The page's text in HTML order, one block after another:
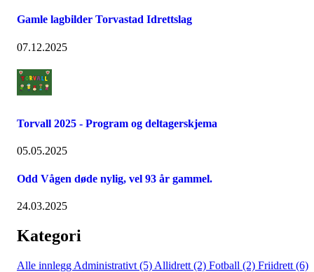
Gamle lagbilder Torvastad Idrettslag
07.12.2025
Torvall 2025 - Program og deltagerskjema
05.05.2025
Odd Vågen døde nylig, vel 93 år gammel.
24.03.2025
Kategori
Alle innlegg Administrativt (5) Allidrett (2) Fotball (2) Friidrett (6)